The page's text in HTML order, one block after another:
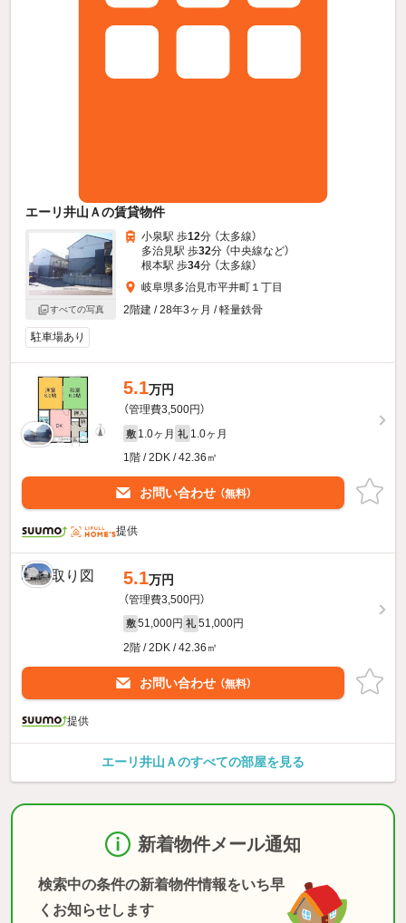
エーリ井山Ａの賃貸物件
すべての写真
小泉駅 歩12分 （太多線）
多治見駅 歩32分 （中央線など）
根本駅 歩34分 （太多線）
岐阜県多治見市平井町１丁目
2階建 / 28年3ヶ月 / 軽量鉄骨
駐車場あり
5.1万円
（管理費3,500円）
敷 1.0ヶ月 礼 1.0ヶ月
1階 / 2DK / 42.36㎡
お問い合わせ （無料）
提供
5.1万円
（管理費3,500円）
敷 51,000円 礼 51,000円
2階 / 2DK / 42.36㎡
お問い合わせ （無料）
提供
エーリ井山Ａのすべての部屋を見る
新着物件メール通知
検索中の条件の新着物件情報をいち早
くお知らせします